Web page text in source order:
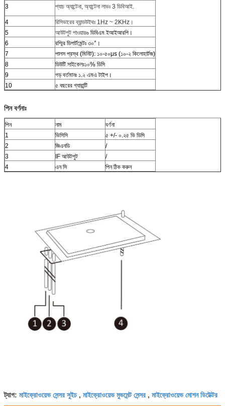
3
প্যাচ অ্যান্টেনা, অ্যান্টেনা লাভঃ 3 ডিবিআই.
4
রিসিভারের ব্যান্ডউইথঃ 1Hz ~ 2KHz।
5
আউটপুট পাওয়ার৬ ডিবিএম ইআইআরপি।
6
রশ্মির ডিপার্টমেন্টঃ ৩০°।
7
পালস প্রস্থ (মিনিট): ১০-৫০μs (১০-২ কিলোহার্টজ)
8
ডিউটি সাইকেলঃ১০% ডিসি
9
গড় বর্তমানঃ ১.২ এমএ টাইপ।
10
৫ বছরের গ্যারান্টি
পিন বর্ণনাঃ
পিন নাম
বর্ণনা
1
ভিসিসি
৫ +/- ০.২৫ ভি ডিসি
2
জিএনডি
/
3
IF আউটপুট
/
4
এন সি পিন ঠিক করুন
ট্যাগ: মাইক্রোওয়েভ সেন্সর সুইচ, মাইক্রোওয়েভ মুভমেন্ট সেন্সর , মাইক্রোওয়েভ মোশন ডিটেক্টর